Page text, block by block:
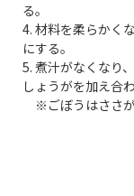
る。
4. 材料を柔らかく
にする。
5. 煮汁がなくなり
しょうがを加え合
※ごぼうはささが